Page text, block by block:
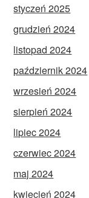
styczeń 2025
grudzień 2024
listopad 2024
październik 2024
wrzesień 2024
sierpień 2024
lipiec 2024
czerwiec 2024
maj 2024
kwiecień 2024